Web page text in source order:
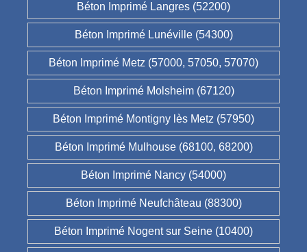
Béton Imprimé Langres (52200)
Béton Imprimé Lunéville (54300)
Béton Imprimé Metz (57000, 57050, 57070)
Béton Imprimé Molsheim (67120)
Béton Imprimé Montigny lès Metz (57950)
Béton Imprimé Mulhouse (68100, 68200)
Béton Imprimé Nancy (54000)
Béton Imprimé Neufchâteau (88300)
Béton Imprimé Nogent sur Seine (10400)